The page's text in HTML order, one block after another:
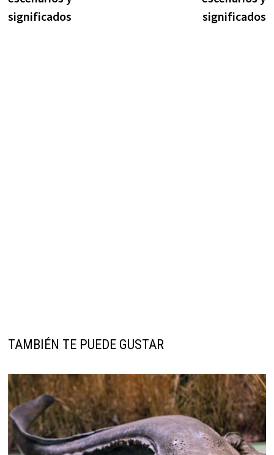
entradas
significados
significados
TAMBIÉN TE PUEDE GUSTAR